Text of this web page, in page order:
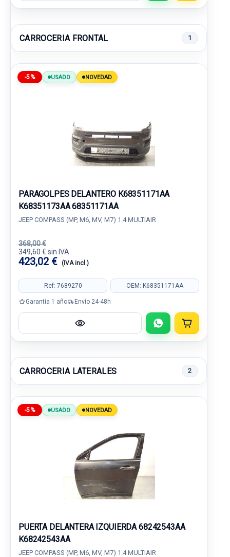
CARROCERIA FRONTAL 1
-5% USADO NOVEDAD
PARAGOLPES DELANTERO K68351171AA
K68351173AA 68351171AA
JEEP COMPASS (MP, M6, MV, M7) 1.4 MULTIAIR
368,00 €
349,60 € sin IVA.
423,02 € (IVA incl.)
Ref: 7689270 OEM: K68351171AA
Garantía 1 año Envío 24-48h
CARROCERIA LATERALES 2
-5% USADO NOVEDAD
PUERTA DELANTERA IZQUIERDA 68242543AA
K68242543AA
JEEP COMPASS (MP, M6, MV, M7) 1.4 MULTIAIR